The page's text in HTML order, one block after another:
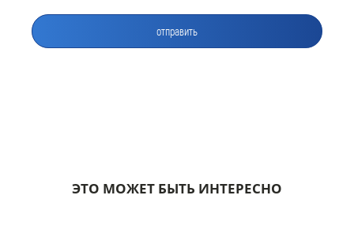
ЭТО МОЖЕТ БЫТЬ ИНТЕРЕСНО
Оставить заявку